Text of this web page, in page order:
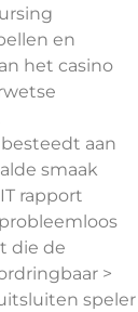
en
het casino
aan
smaak
rapport
die de
>
speler